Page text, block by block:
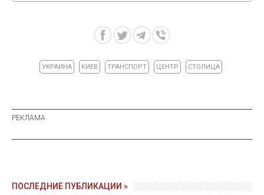
УКРАИНА КИЕВ ТРАНСПОРТ ЦЕНТР СТОЛИЦА
ПОСЛЕДНИЕ ПУБЛИКАЦИИ »